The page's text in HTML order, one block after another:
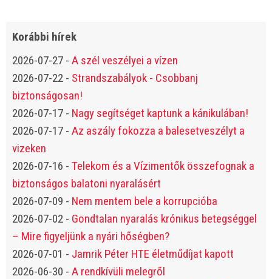
Korábbi hírek
2026-07-27 - A szél veszélyei a vízen
2026-07-22 - Strandszabályok - Csobbanj
biztonságosan!
2026-07-17 - Nagy segítséget kaptunk a kánikulában!
2026-07-17 - Az aszály fokozza a balesetveszélyt a
vizeken
2026-07-16 - Telekom és a Vízimentők összefognak a
biztonságos balatoni nyaralásért
2026-07-09 - Nem mentem bele a korrupcióba
2026-07-02 - Gondtalan nyaralás krónikus betegséggel
– Mire figyeljünk a nyári hőségben?
2026-07-01 - Jamrik Péter HTE életműdíjat kapott
2026-06-30 - A rendkívüli melegről